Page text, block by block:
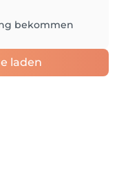
bekommen
laden